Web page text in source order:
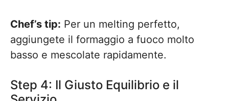
Chef’s tip: Per un melting perfetto,
aggiungete il formaggio a fuoco molto
basso e mescolate rapidamente.
Step 4: Il Giusto Equilibrio e il